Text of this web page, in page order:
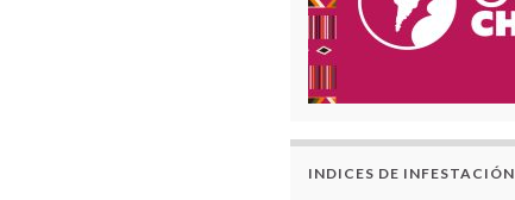
INDICES DE INFESTACIÓN